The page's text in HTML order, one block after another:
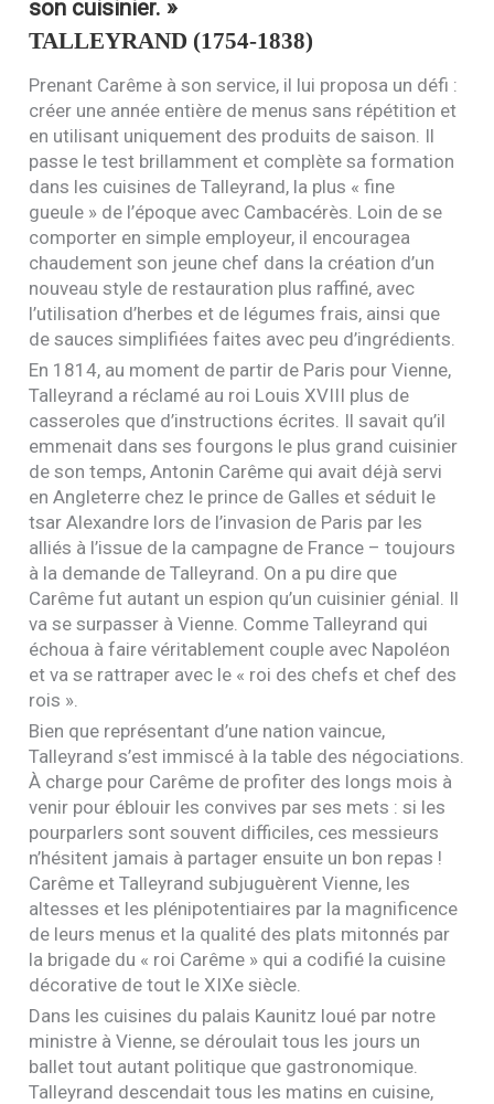
son cuisinier. »
TALLEYRAND (1754-1838)
Prenant Carême à son service, il lui proposa un défi :
créer une année entière de menus sans répétition et
en utilisant uniquement des produits de saison. Il
passe le test brillamment et complète sa formation
dans les cuisines de Talleyrand, la plus « fine
gueule » de l’époque avec Cambacérès. Loin de se
comporter en simple employeur, il encouragea
chaudement son jeune chef dans la création d’un
nouveau style de restauration plus raffiné, avec
l’utilisation d’herbes et de légumes frais, ainsi que
de sauces simplifiées faites avec peu d’ingrédients.
En 1814, au moment de partir de Paris pour Vienne,
Talleyrand a réclamé au roi Louis XVIII plus de
casseroles que d’instructions écrites. Il savait qu’il
emmenait dans ses fourgons le plus grand cuisinier
de son temps, Antonin Carême qui avait déjà servi
en Angleterre chez le prince de Galles et séduit le
tsar Alexandre lors de l’invasion de Paris par les
alliés à l’issue de la campagne de France – toujours
à la demande de Talleyrand. On a pu dire que
Carême fut autant un espion qu’un cuisinier génial. Il
va se surpasser à Vienne. Comme Talleyrand qui
échoua à faire véritablement couple avec Napoléon
et va se rattraper avec le « roi des chefs et chef des
rois ».
Bien que représentant d’une nation vaincue,
Talleyrand s’est immiscé à la table des négociations.
À charge pour Carême de profiter des longs mois à
venir pour éblouir les convives par ses mets : si les
pourparlers sont souvent difficiles, ces messieurs
n’hésitent jamais à partager ensuite un bon repas !
Carême et Talleyrand subjuguèrent Vienne, les
altesses et les plénipotentiaires par la magnificence
de leurs menus et la qualité des plats mitonnés par
la brigade du « roi Carême » qui a codifié la cuisine
décorative de tout le XIXe siècle.
Dans les cuisines du palais Kaunitz loué par notre
ministre à Vienne, se déroulait tous les jours un
ballet tout autant politique que gastronomique.
Talleyrand descendait tous les matins en cuisine,